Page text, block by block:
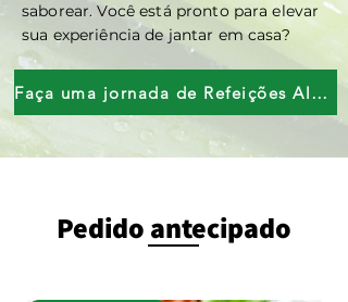
saborear. Você está pronto para elevar
sua experiência de jantar em casa?
Faça uma jornada de Refeições Alimentares de Verdade agora
Pedido antecipado